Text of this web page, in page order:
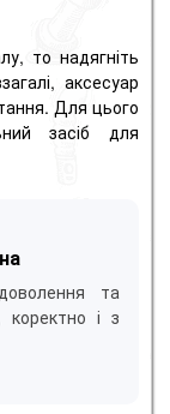
то надягніть
аксесуар
Для цього
засіб для
та
і з